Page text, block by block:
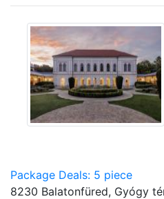
Package Deals: 5 piece
8230 Balatonfüred, Gyógy